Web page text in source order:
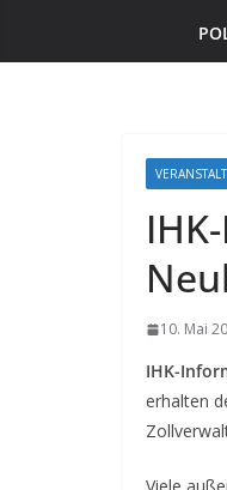
10. Mai
IHK-
erhalten